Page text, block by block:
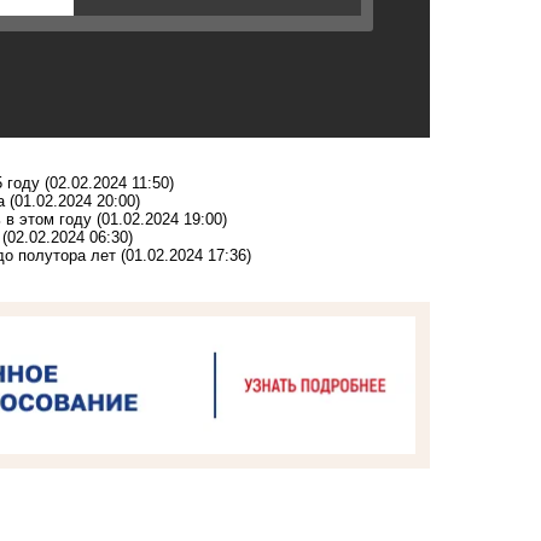
году (02.02.2024 11:50)
(01.02.2024 20:00)
в этом году (01.02.2024 19:00)
(02.02.2024 06:30)
полутора лет (01.02.2024 17:36)